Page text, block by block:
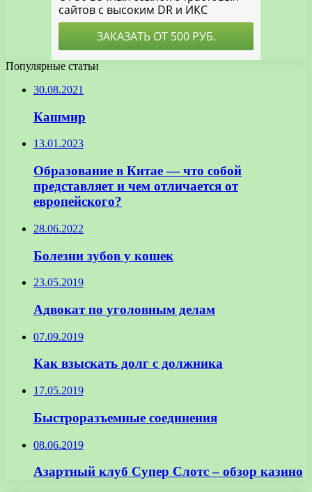
Популярные статьи
30.08.2021
Кашмир
13.01.2023
Образование в Китае — что собой
представляет и чем отличается от
европейского?
28.06.2022
Болезни зубов у кошек
23.05.2019
Адвокат по уголовным делам
07.09.2019
Как взыскать долг с должника
17.05.2019
Быстроразъемные соединения
08.06.2019
Азартный клуб Супер Слотс – обзор казино